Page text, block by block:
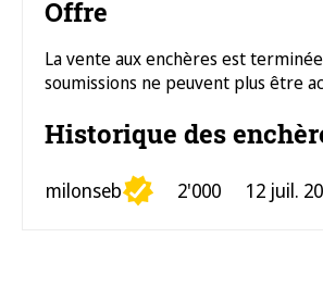
Offre
La vente aux enchères est
soumissions ne peuvent plus être
Historique des
milonseb 2'000 12 juil.